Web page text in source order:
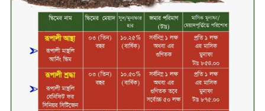
সিলেট ওসমানী বিমানবন্দরে সালাম
এয়ার চালু হচ্ছে ১লা সেপ্টেম্বর হতে
চুয়াডাঙ্গা আদালত চত্বরে ভুয়া
আইনজীবীসহ দুইজন আটক, ‘রায়
পাইয়ে দেওয়ার’ নামে লাখ লাখ টাকা
হাতিয়ে নেওয়ার অভিযোগ